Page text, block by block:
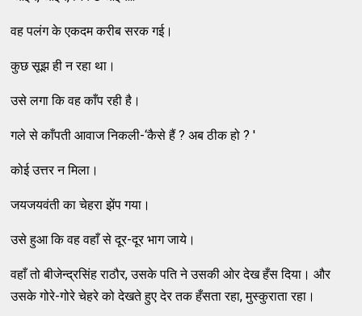
वह पलंग के एकदम करीब सरक गई।
कुछ सूझ ही न रहा था।
उसे लगा कि वह काँप रही है।
गले से काँपती आवाज निकली-‘कैसे हैं ? अब ठीक हो ? '
कोई उत्तर न मिला।
जयजयवंती का चेहरा झेंप गया।
उसे हुआ कि वह वहाँ से दूर-दूर भाग जाये।
वहाँ तो बीजेन्द्रसिंह राठौर, उसके पति ने उसकी ओर देख हँस दिया। और
उसके गोरे-गोरे चेहरे को देखते हुए देर तक हँसता रहा, मुस्कुराता रहा।